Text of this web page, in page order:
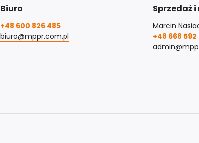
Biuro
+48 600 826 485
biuro@mppr.com.pl
Sprzedaż
Marcin
+48 668 592